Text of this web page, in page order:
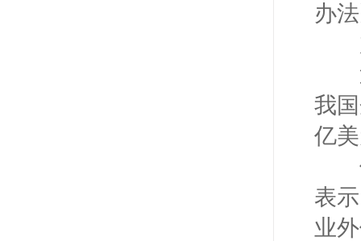
办
近
我
亿
但
表
业